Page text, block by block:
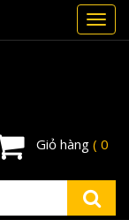
Giỏ hàng ( 0